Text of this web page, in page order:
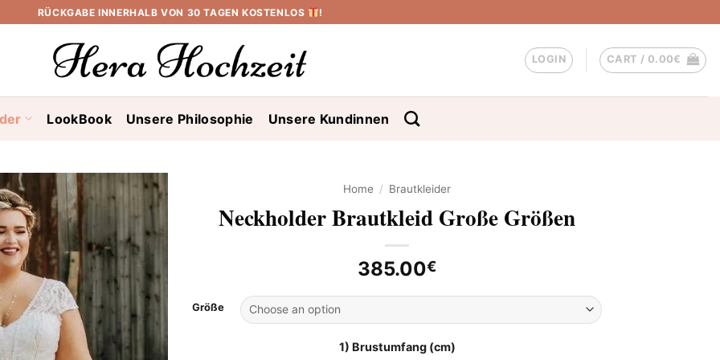
RÜCKGABE INNERHALB VON 30 TAGEN KOSTENLOS !
LOGIN CART / 0.00€
LookBook Unsere Philosophie Unsere Kundinnen
Home / Brautkleider
Neckholder Brautkleid Große Größen
385.00€
Größe
1) Brustumfang (cm)